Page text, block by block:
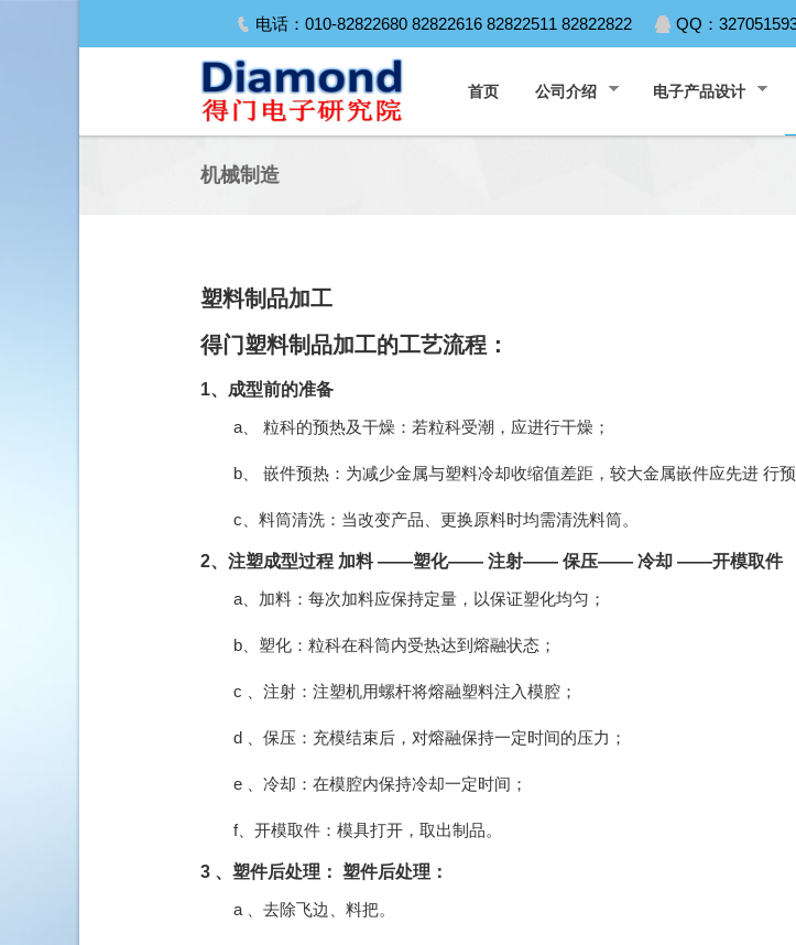
电话：010-82822680 82822616 82822511 82822822 QQ：
首页 公司介绍 电子产品设计
机械制造
塑料制品加工
得门塑料制品加工的工艺流程：
1、成型前的准备
a、 粒科的预热及干燥：若粒科受潮，应进行干燥；
b、 嵌件预热：为减少金属与塑料冷却收缩值差距，较大金属嵌件应先进 行预
c、料筒清洗：当改变产品、更换原料时均需清洗料筒。
2、注塑成型过程 加料 ——塑化—— 注射—— 保压—— 冷却 ——开模取件
a、加料：每次加料应保持定量，以保证塑化均匀；
b、塑化：粒科在科筒内受热达到熔融状态；
c 、注射：注塑机用螺杆将熔融塑料注入模腔；
d 、保压：充模结束后，对熔融保持一定时间的压力；
e 、冷却：在模腔内保持冷却一定时间；
f、开模取件：模具打开，取出制品。
3 、塑件后处理： 塑件后处理：
a 、去除飞边、料把。